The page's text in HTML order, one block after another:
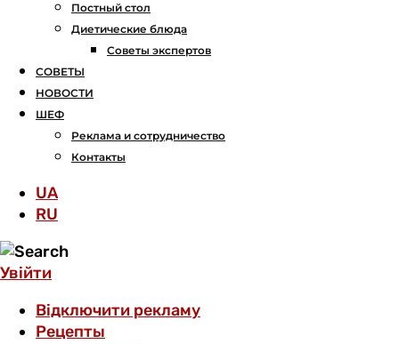
Постный стол
Диетические блюда
Советы экспертов
СОВЕТЫ
НОВОСТИ
ШЕФ
Реклама и сотрудничество
Контакты
UA
RU
Увійти
Відключити рекламу
Рецепты